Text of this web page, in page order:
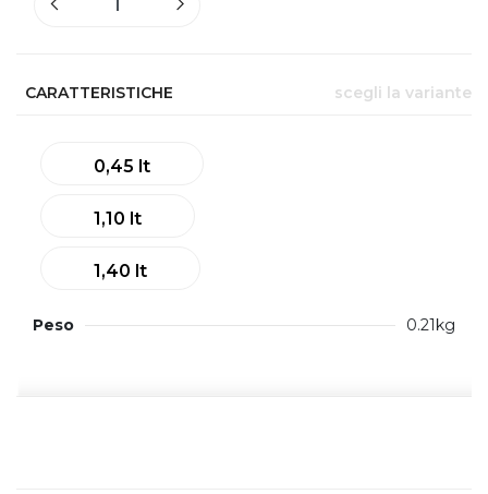
CARATTERISTICHE scegli la variante
0,45 lt
1,10 lt
1,40 lt
Peso 0.21kg